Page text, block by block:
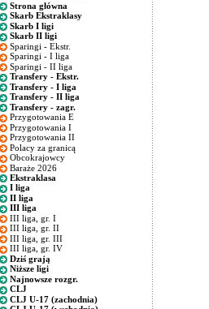
Strona główna
Skarb Ekstraklasy
Skarb I ligi
Skarb II ligi
Sparingi - Ekstr.
Sparingi - I liga
Sparingi - II liga
Transfery - Ekstr.
Transfery - I liga
Transfery - II liga
Transfery - zagr.
Przygotowania E
Przygotowania I
Przygotowania II
Polacy za granicą
Obcokrajowcy
Baraże 2026
Ekstraklasa
I liga
II liga
III liga
III liga, gr. I
III liga, gr. II
III liga, gr. III
III liga, gr. IV
Dziś grają
Niższe ligi
Najnowsze rozgr.
CLJ
CLJ U-17 (zachodnia)